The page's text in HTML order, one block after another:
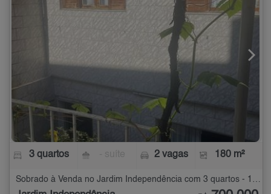
3 quartos 2 vagas 180 m²